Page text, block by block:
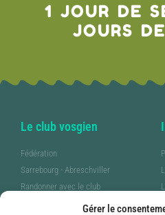
Gérer le
1 JOUR DE
JOURS
Le club vosgien
Fédération
Sarrebourg - Abreschviller
Randonner avec le club
Pratiquer la marche nordique